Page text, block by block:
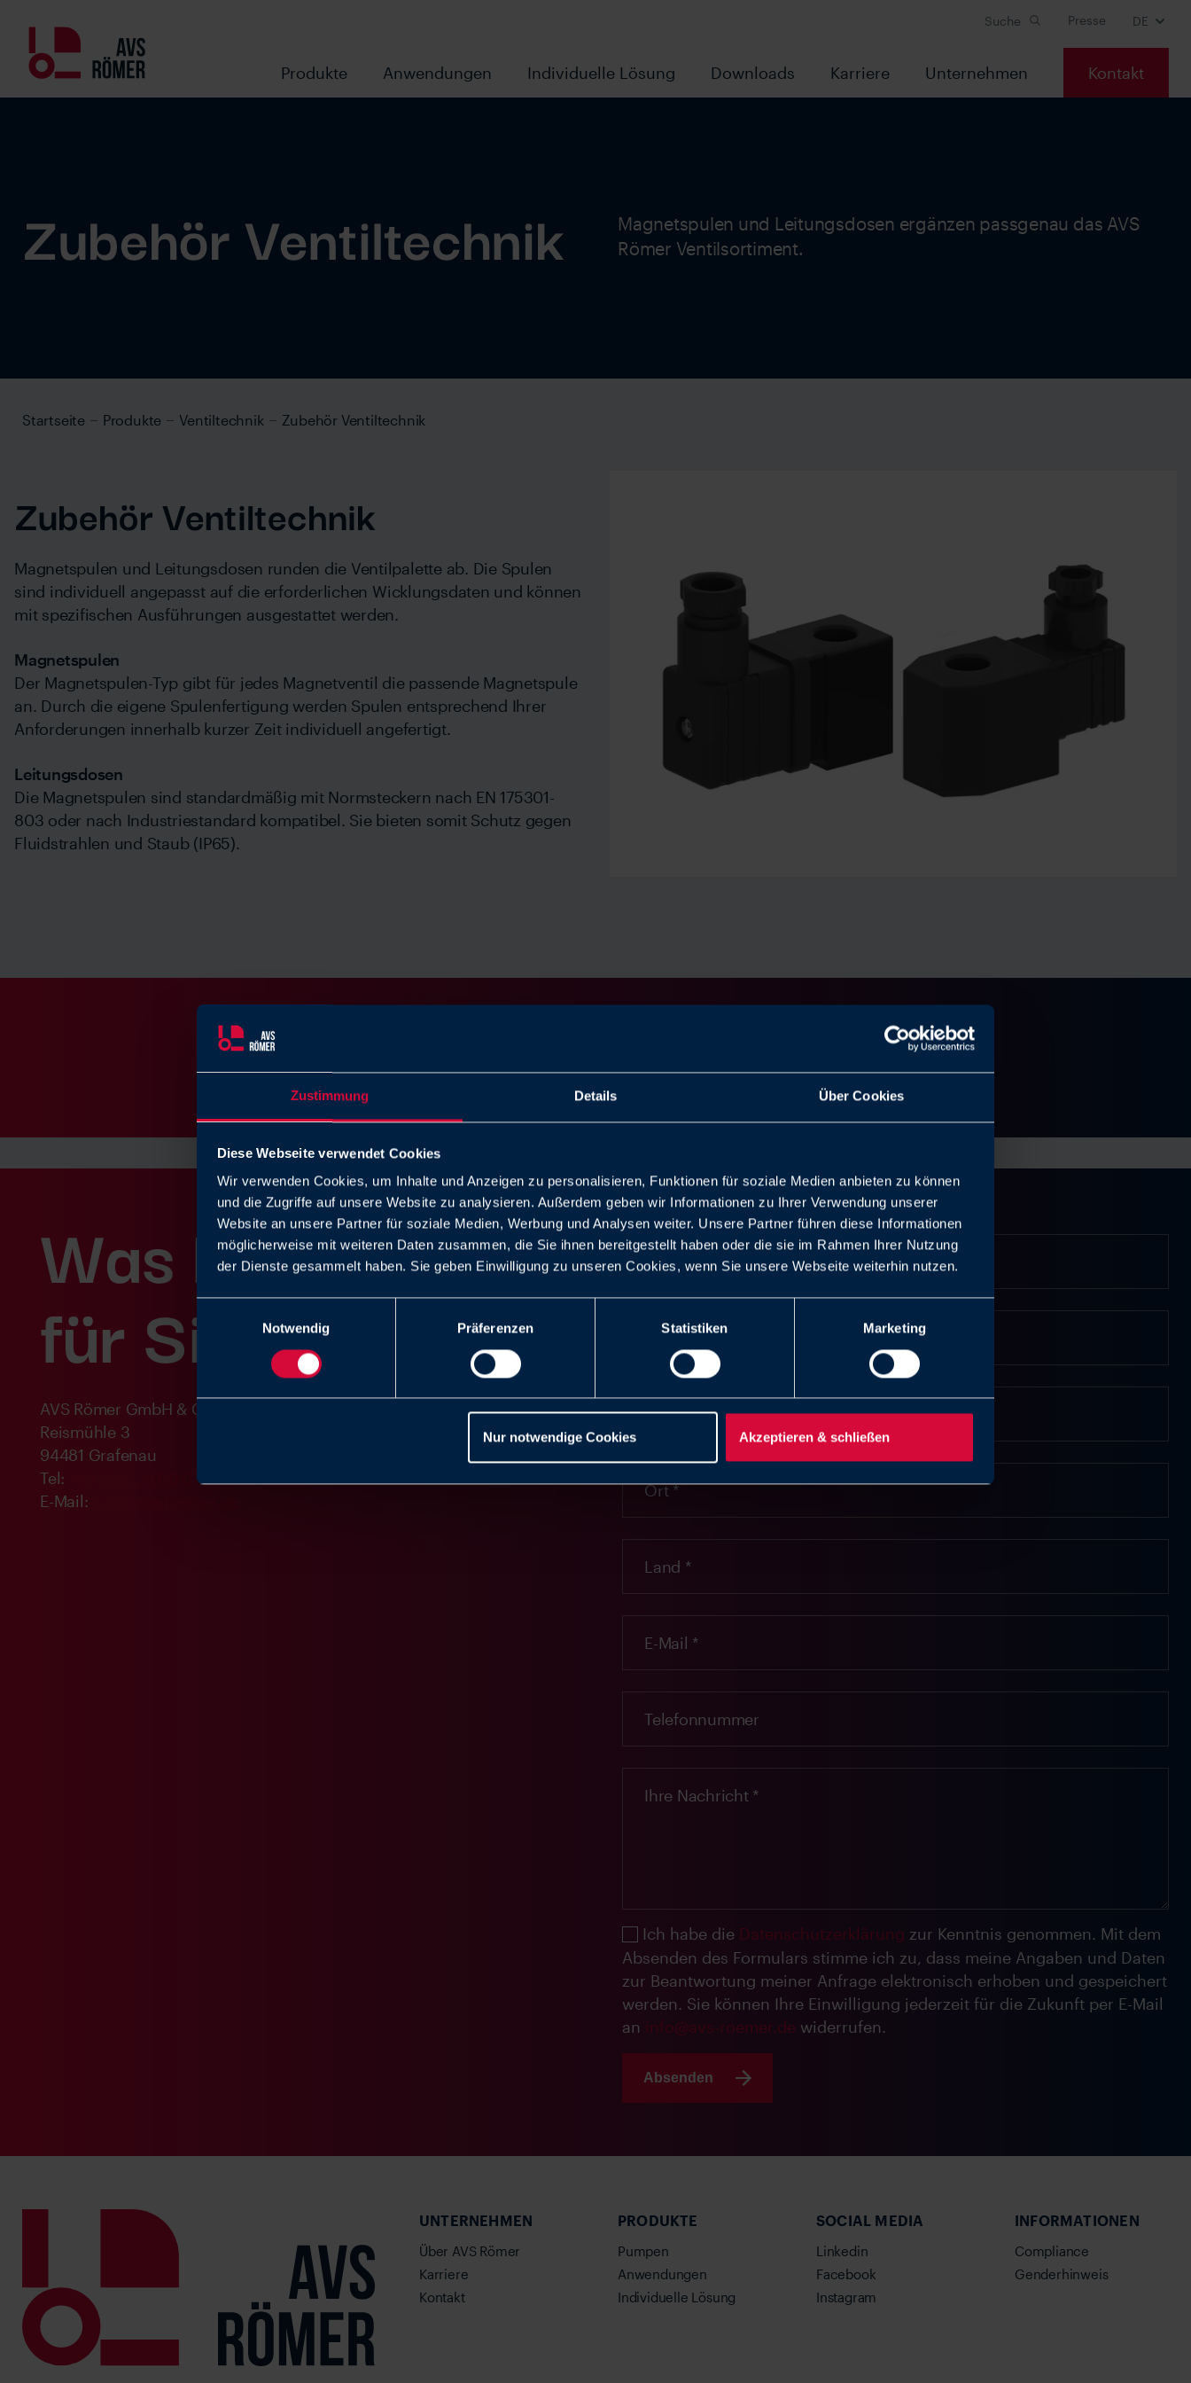
Zustimmung Details Über Cookies
Diese Webseite verwendet Cookies
Wir verwenden Cookies, um Inhalte und Anzeigen zu personalisieren, Funktionen für soziale Medien anbieten zu können
und die Zugriffe auf unsere Website zu analysieren. Außerdem geben wir Informationen zu Ihrer Verwendung unserer
Website an unsere Partner für soziale Medien, Werbung und Analysen weiter. Unsere Partner führen diese Informationen
möglicherweise mit weiteren Daten zusammen, die Sie ihnen bereitgestellt haben oder die sie im Rahmen Ihrer Nutzung
der Dienste gesammelt haben. Sie geben Einwilligung zu unseren Cookies, wenn Sie unsere Webseite weiterhin nutzen.
Notwendig
Präferenzen Statistiken Marketing
Nur notwendige Cookies Akzeptieren & schließen
Suche Presse DE
Produkte Anwendungen Individuelle Lösung Downloads Karriere Unternehmen Kontakt
Zubehör Ventiltechnik
Magnetspulen und Leitungsdosen ergänzen passgenau das AVS
Römer Ventilsortiment.
Startseite Produkte Ventiltechnik Zubehör Ventiltechnik
Zubehör Ventiltechnik
Magnetspulen und Leitungsdosen runden die Ventilpalette ab. Die Spulen
sind individuell angepasst auf die erforderlichen Wicklungsdaten und können
mit spezifischen Ausführungen ausgestattet werden.
Magnetspulen
Der Magnetspulen-Typ gibt für jedes Magnetventil die passende Magnetspule
an. Durch die eigene Spulenfertigung werden Spulen entsprechend Ihrer
Anforderungen innerhalb kurzer Zeit individuell angefertigt.
Leitungsdosen
Die Magnetspulen sind standardmäßig mit Normsteckern nach EN 175301-
803 oder nach Industriestandard kompatibel. Sie bieten somit Schutz gegen
Fluidstrahlen und Staub (IP65).
Zum Produktkatalog
Was können wir
für Sie tun?
AVS Römer GmbH & Co. KG
Reismühle 3
94481 Grafenau
Tel:
E-Mail:
Ich habe die Datenschutzerklärung zur Kenntnis genommen. Mit dem
Absenden des Formulars stimme ich zu, dass meine Angaben und Daten
zur Beantwortung meiner Anfrage elektronisch erhoben und gespeichert
werden. Sie können Ihre Einwilligung jederzeit für die Zukunft per E-Mail
an info@avs-roemer.de widerrufen.
Absenden
UNTERNEHMEN
Über AVS Römer
Karriere
Kontakt
PRODUKTE
Pumpen
Anwendungen
Individuelle Lösung
SOCIAL MEDIA
Linkedin
Facebook
Instagram
INFORMATIONEN
Compliance
Genderhinweis